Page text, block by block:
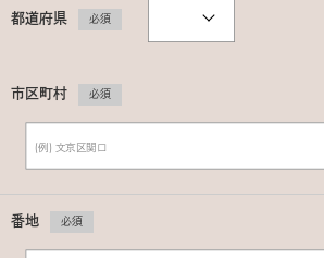
都道府県 必須
市区町村 必須
番地 必須